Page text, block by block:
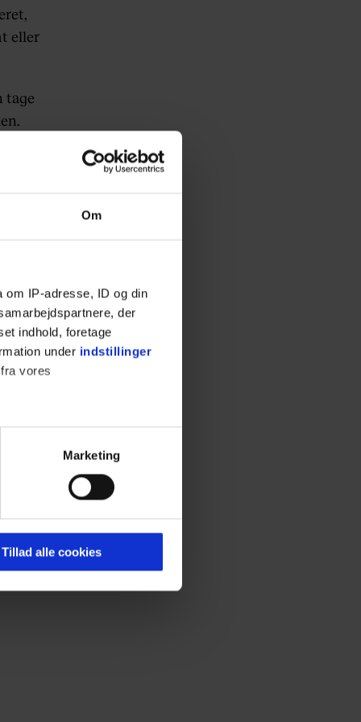
Om
om IP-adresse, ID og din
der
indhold, foretage
under indstillinger
vores
indhold til dig.
i forbindelse med
Marketing
Tillad alle cookies
eller
tage
de
nyere
set på
af